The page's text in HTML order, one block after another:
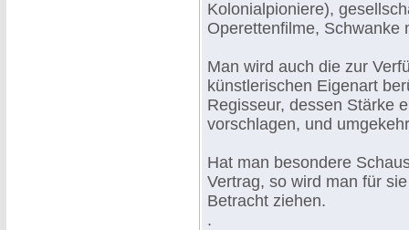
Kolonialpioniere),
Operettenfilme, Schwanke
Man wird auch die zur
künstlerischen Eigenart
Regisseur, dessen Stärke
vorschlagen, und
Hat man besondere
Vertrag, so wird man für
Betracht ziehen.
.